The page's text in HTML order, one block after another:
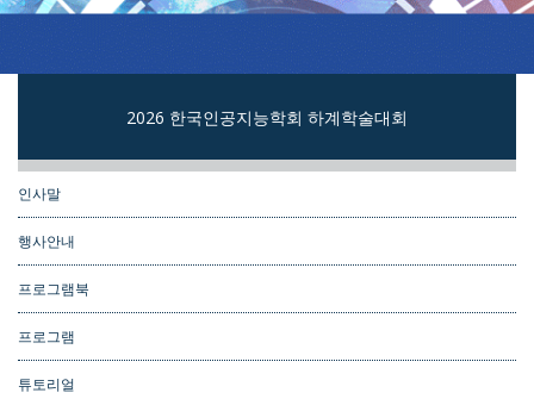
2026 한국인공지능학회 하계학술대회
인사말
행사안내
프로그램북
프로그램
튜토리얼